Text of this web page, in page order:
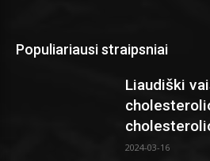
Populiariausi straipsniai
Liaudiški
2024-03-16